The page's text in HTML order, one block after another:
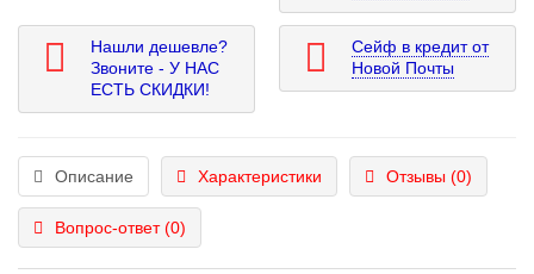
Нашли дешевле?
Звоните - У НАС
ЕСТЬ СКИДКИ!
Сейф в кредит от
Новой Почты
Описание Характеристики Отзывы (0)
Вопрос-ответ(0)